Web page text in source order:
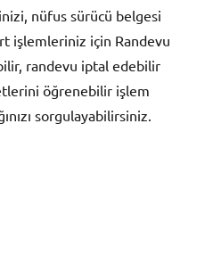
nüfus sürücü belgesi
işlemleriniz için Randevu
randevu iptal edebilir
öğrenebilir işlem
sorgulayabilirsiniz.